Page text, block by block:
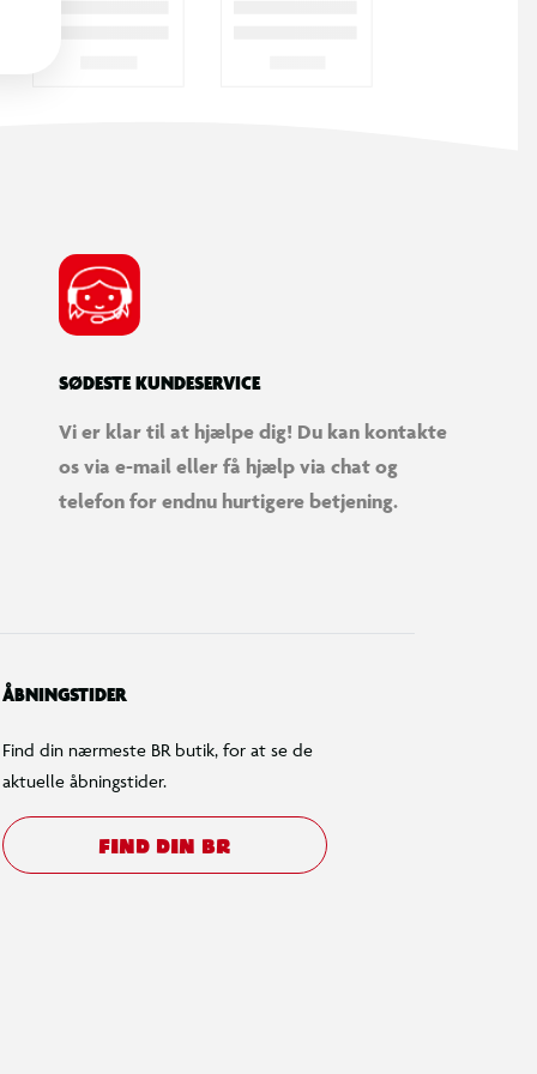
SØDESTE KUNDESERVICE
Vi er klar til at hjælpe dig! Du kan kontakte
os via e-mail eller få hjælp via chat og
telefon for endnu hurtigere betjening.
ÅBNINGSTIDER
Find din nærmeste BR butik, for at se de
aktuelle åbningstider.
FIND DIN BR